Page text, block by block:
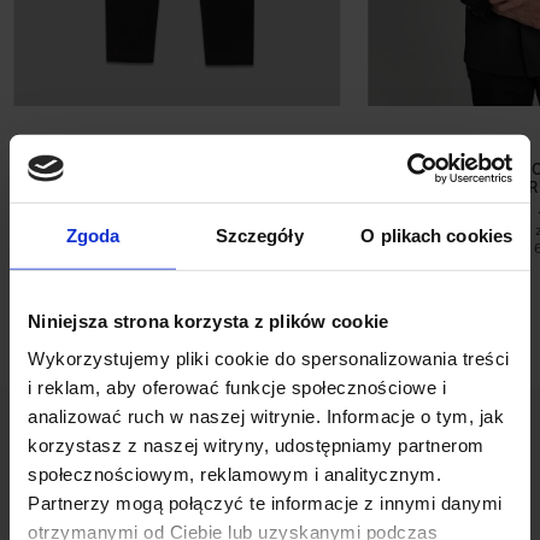
Zgoda Szczegóły O plikach cookies
Niniejsza strona korzysta z plików cookie
Wykorzystujemy pliki cookie do spersonalizowania treści
i reklam, aby oferować funkcje społecznościowe i
analizować ruch w naszej witrynie. Informacje o tym, jak
korzystasz z naszej witryny, udostępniamy partnerom
społecznościowym, reklamowym i analitycznym.
Partnerzy mogą połączyć te informacje z innymi danymi
otrzymanymi od Ciebie lub uzyskanymi podczas
SPODNIE SAGLIANO CZARNY
PŁASZCZ
Najniższa cena
promocją: